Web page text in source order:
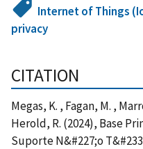
Internet of Things
privacy
CITATION
Megas, K. , Fagan, M. ,
Herold, R. (2024), Base
Suporte N&#227;o